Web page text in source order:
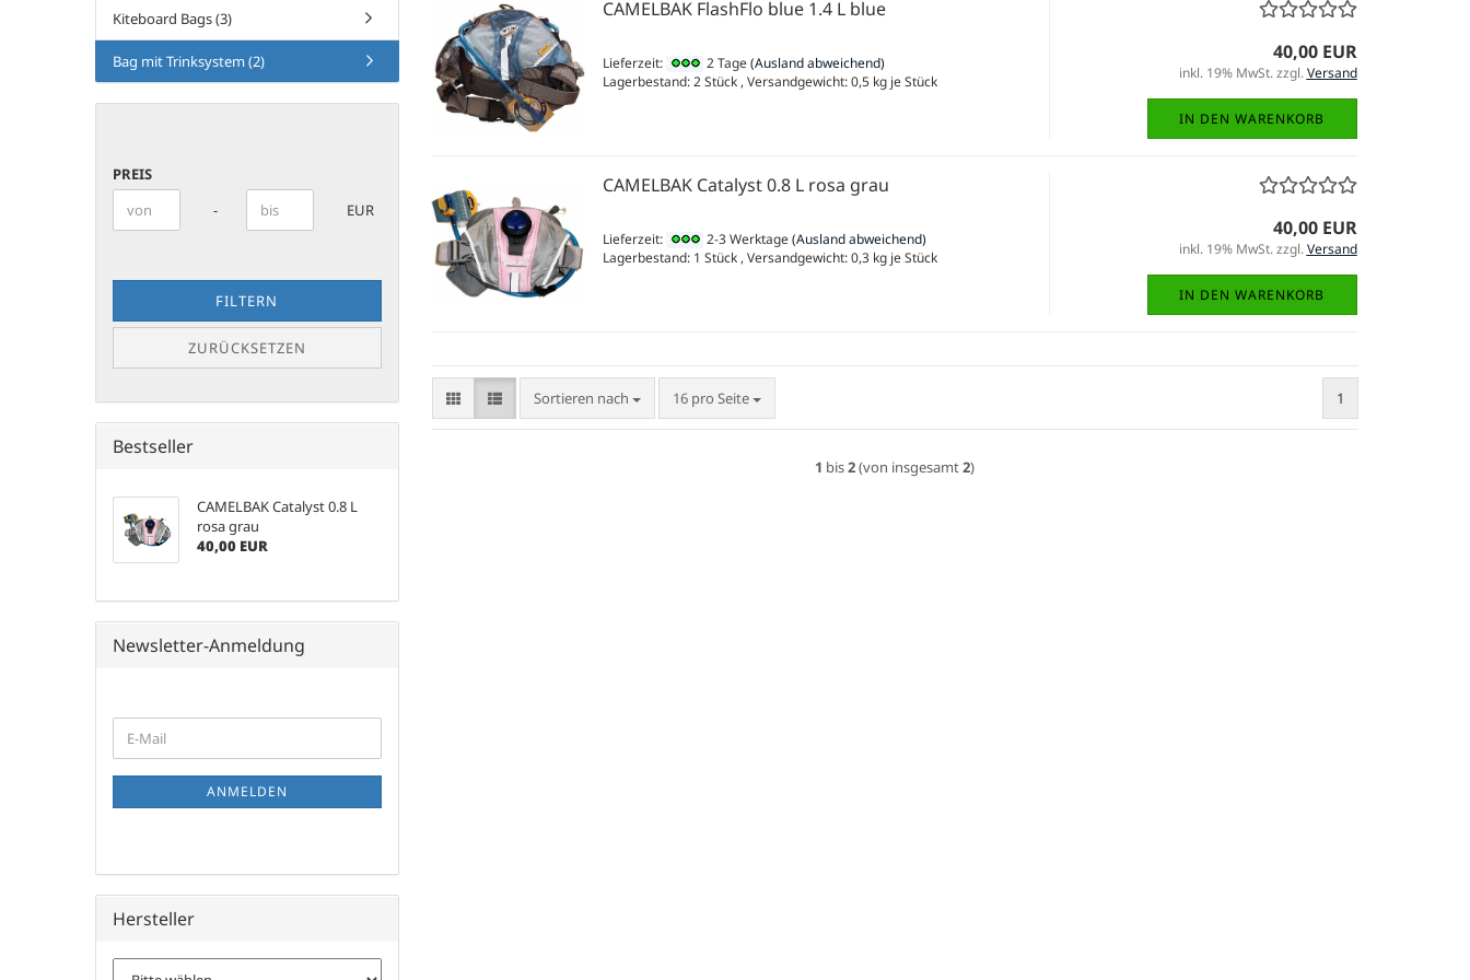
CAMELBAK FlashFlo blue 1.4 L blue
Lieferzeit: 2 Tage (Ausland abweichend)
Lagerbestand: 2 Stück , Versandgewicht:0,5kg je Stück
40,00 EUR
inkl. 19% MwSt. zzgl.Versand
IN DEN WARENKORB
CAMELBAK Catalyst 0.8 L rosa grau
Lieferzeit: 2-3 Werktage (Ausland abweichend)
Lagerbestand: 1 Stück , Versandgewicht:0,3kg je Stück
40,00 EUR
inkl. 19% MwSt. zzgl.Versand
IN DEN WARENKORB
Sortieren nach
Sortieren nach 16 pro Seite
pro Seite 1
1 bis2(von insgesamt2)
Kiteboard Bags (3)
Bag mit Trinksystem (2)
PREIS
Preis bis
- EUR
FILTERN
ZURÜCKSETZEN
Bestseller
CAMELBAK Catalyst 0.8 L
rosa grau
40,00 EUR
Newsletter-Anmeldung
ZUR
NEWSLETTER-
E-
Mail
ANMELDEN
Hersteller